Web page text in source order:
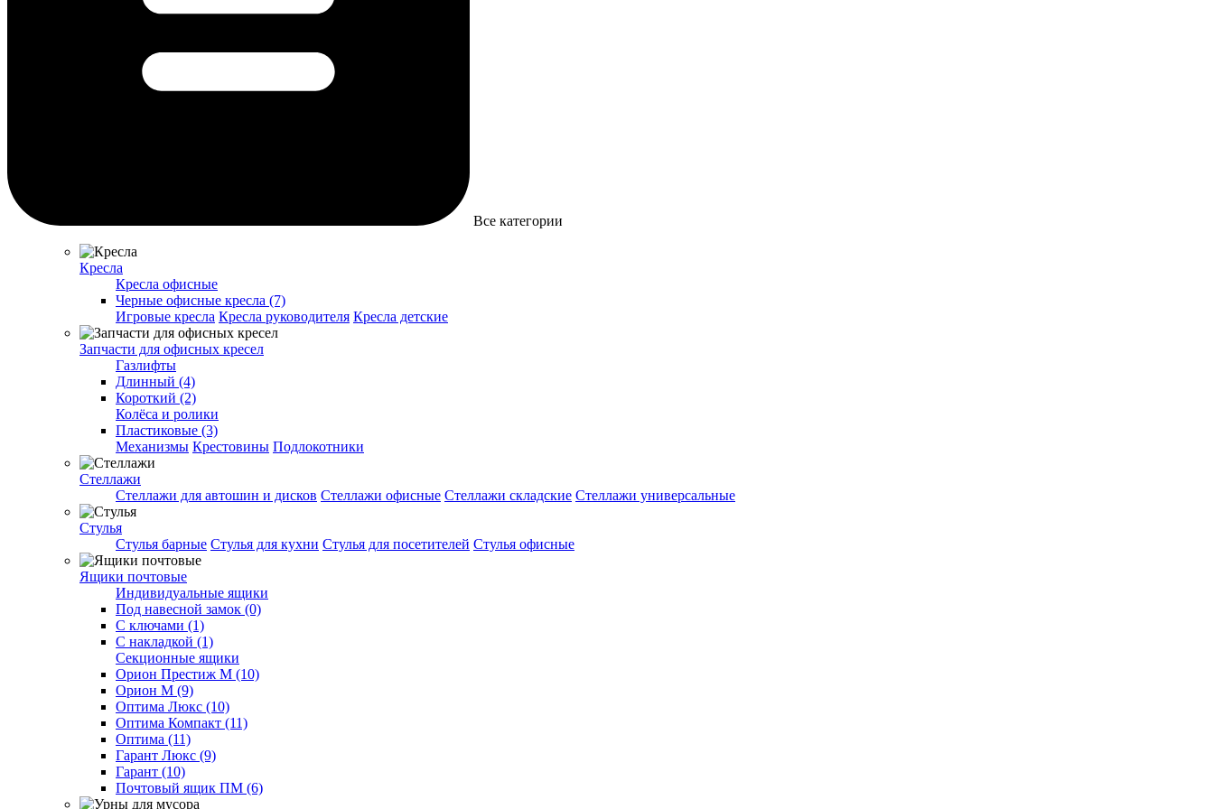
Все категории
Кресла
Кресла офисные
Черные офисные кресла (7)
Игровые кресла Кресла руководителя Кресла детские
Запчасти для офисных кресел
Газлифты
Длинный (4)
Короткий (2)
Колёса и ролики
Пластиковые (3)
Механизмы Крестовины Подлокотники
Стеллажи
Стеллажи для автошин и дисков Стеллажи офисные Стеллажи складские Стеллажи универсальные
Стулья
Стулья барные Стулья для кухни Стулья для посетителей Стулья офисные
Ящики почтовые
Индивидуальные ящики
Под навесной замок (0)
С ключами (1)
С накладкой (1)
Секционные ящики
Орион Престиж М (10)
Орион М (9)
Оптима Люкс (10)
Оптима Компакт (11)
Оптима (11)
Гарант Люкс (9)
Гарант (10)
Почтовый ящик ПМ (6)